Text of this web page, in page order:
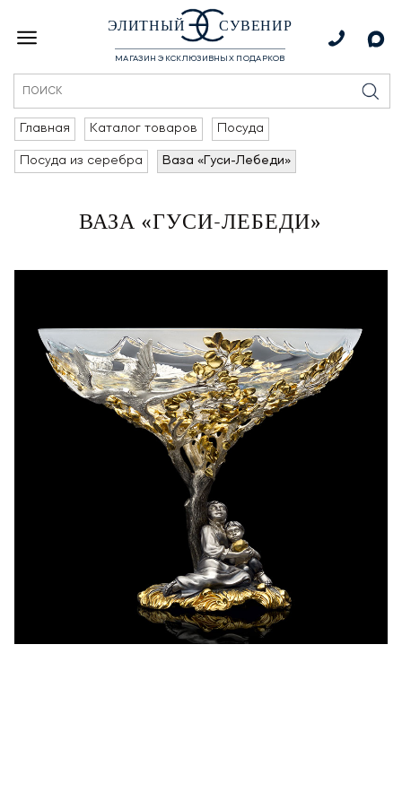
ЭЛИТНЫЙ СУВЕНИР
МАГАЗИН ЭКСКЛЮЗИВНЫХ ПОДАРКОВ
Главная Каталог товаров Посуда
Посуда из серебра Ваза «Гуси-Лебеди»
ВАЗА «ГУСИ-ЛЕБЕДИ»